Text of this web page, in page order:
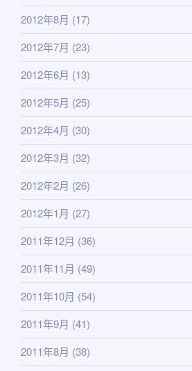
2012年8月 (17)
2012年7月 (23)
2012年6月 (13)
2012年5月 (25)
2012年4月 (30)
2012年3月 (32)
2012年2月 (26)
2012年1月 (27)
2011年12月 (36)
2011年11月 (49)
2011年10月 (54)
2011年9月 (41)
2011年8月 (38)